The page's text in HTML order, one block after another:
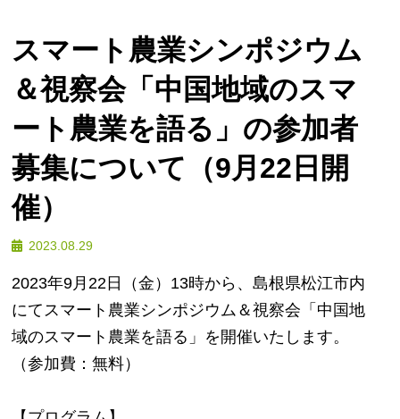
スマート農業シンポジウム
＆視察会「中国地域のスマ
ート農業を語る」の参加者
募集について（9月22日開
催）
投稿者goweb_kanri
投
日:
2023.08.29
2023年9月22日（金）13時から、島根県松江市内
にてスマート農業シンポジウム＆視察会「中国地
域のスマート農業を語る」を開催いたします。
（参加費：無料）